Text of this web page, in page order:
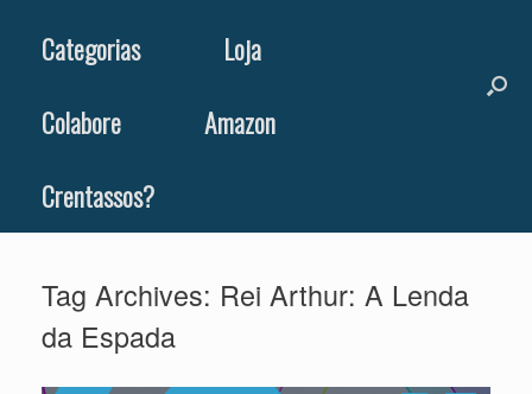
Categorias
Loja
Colabore
Amazon
Crentassos?
Tag Archives: Rei Arthur: A Lenda
da Espada